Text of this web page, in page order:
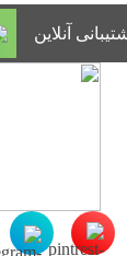
آنلاین